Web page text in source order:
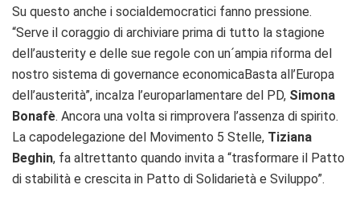
Su questo anche i socialdemocratici fanno pressione.
“Serve il coraggio di archiviare prima di tutto la stagione
dell’austerity e delle sue regole con un´ampia riforma del
nostro sistema di governance economicaBasta all’Europa
dell’austerità”, incalza l’europarlamentare del PD, Simona
Bonafè. Ancora una volta si rimprovera l’assenza di spirito.
La capodelegazione del Movimento 5 Stelle, Tiziana
Beghin, fa altrettanto quando invita a “trasformare il Patto
di stabilità e crescita in Patto di Solidarietà e Sviluppo”.